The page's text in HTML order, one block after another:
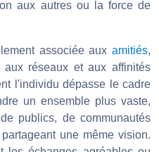
aux autres ou la force de
associée aux amitiés,
réseaux et aux affinités
l'individu dépasse le cadre
un ensemble plus vaste,
publics, de communautés
une même vision.